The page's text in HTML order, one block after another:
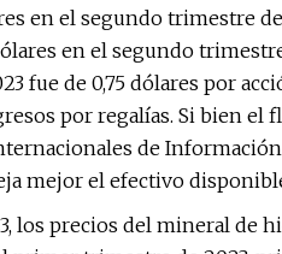
en el segundo trimestre
en el segundo
fue de 0,75 dólares por
por regalías. Si bien el
de
mejor el efectivo
los precios del mineral de